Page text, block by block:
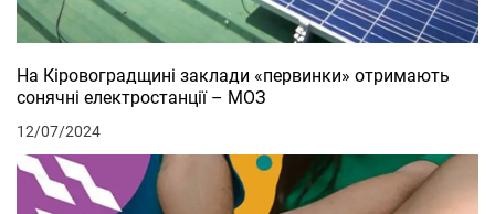
На Кіровоградщині заклади «первинки» отримають
сонячні електростанції – МОЗ
12/07/2024